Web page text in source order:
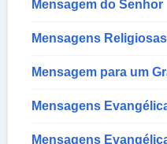
Mensagem do Senhor
Mensagens Religiosas
Mensagem para um
Mensagens
Mensagens